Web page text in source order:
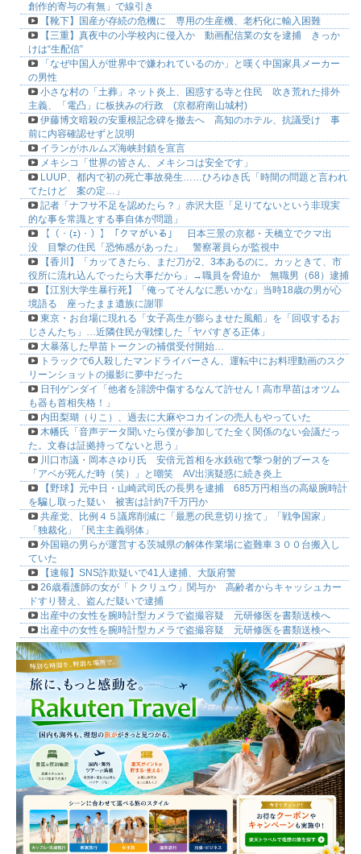
創作的寄与の有無」で線引き
【靴下】国産が存続の危機に 専用の生産機、老朽化に輸入困難
【三重】真夜中の小学校内に侵入か 動画配信業の女を逮捕 きっか
けは“生配信”
「なぜ中国人が世界中で嫌われているのか」と嘆く中国家具メーカー
の男性
小さな村の「土葬」ネット炎上、困惑する寺と住民 吹き荒れた排外
主義、「電凸」に板挟みの行政 (京都府南山城村)
伊藤博文暗殺の安重根記念碑を撤去へ 高知のホテル、抗議受け 事
前に内容確認せずと説明
イランがホルムズ海峡封鎖を宣言
メキシコ「世界の皆さん、メキシコは安全です」
LUUP、都内で初の死亡事故発生……ひろゆき氏「時間の問題と言われ
てたけど 案の定…」
記者「ナフサ不足を認めたら？」赤沢大臣「足りてないという非現実
的な事を常識とする事自体が問題」
【（・(ｪ)・）】「クマがいる」 日本三景の京都・天橋立でクマ出
没 目撃の住民「恐怖感があった」 警察署員らが監視中
【香川】「カッてきたら、まだ刀が2、3本あるのに。カッときて、市
役所に流れ込んでったら大事だから」→職員を脅迫か 無職男（68）逮捕
【江別大学生暴行死】「俺ってそんなに悪いかな」当時18歳の男が心
境語る 座ったまま遺族に謝罪
東京・お台場に現れる「女子高生が膨らませた風船」を「回収するお
じさんたち」…近隣住民が戦慄した「ヤバすぎる正体」
大暴落した早苗トークンの補償受付開始…
トラックで6人殺したマンドライバーさん、運転中にお料理動画のスク
リーンショットの撮影に夢中だった
日刊ゲンダイ「他者を誹謗中傷するなんて許せん！高市早苗はオツム
も器も首相失格！」
内田梨瑚（りこ）、過去に大麻やコカインの売人もやっていた
木幡氏「音声データ聞いたら僕が参加してた全く関係のない会議だっ
た。文春は証拠持ってないと思う」
川口市議・岡本さゆり氏 安倍元首相を水鉄砲で撃つ射的ブースを
「アベが死んだ時（笑）」と嘲笑 AV出演疑惑に続き炎上
【野球】元中日・山崎武司氏の長男を逮捕 685万円相当の高級腕時計
を騙し取った疑い 被害は計約7千万円か
共産党、比例４５議席削減に「最悪の民意切り捨て」「戦争国家」
「独裁化」「民主主義弱体」
外国籍の男らが運営する茨城県の解体作業場に盗難車３００台搬入し
ていた
【速報】SNS詐欺疑いで41人逮捕、大阪府警
26歳看護師の女が「トクリュウ」関与か 高齢者からキャッシュカー
ドすり替え、盗んだ疑いで逮捕
出産中の女性を腕時計型カメラで盗撮容疑 元研修医を書類送検へ
出産中の女性を腕時計型カメラで盗撮容疑 元研修医を書類送検へ